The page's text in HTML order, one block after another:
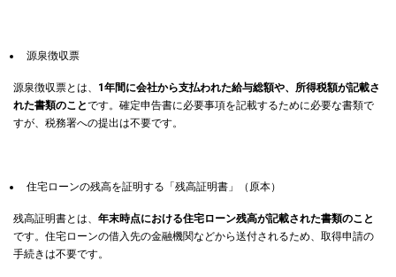
源泉徴収票
源泉徴収票とは、 1年間に会社から支払われた給与総額や、所得税額が記載さ
れた書類のことです。確定申告書に必要事項を記載するために必要な書類で
すが、税務署への提出は不要です。
住宅ローンの残高を証明する「残高証明書」（原本）
残高証明書とは、 年末時点における住宅ローン残高が記載された書類のこと
です。住宅ローンの借入先の金融機関などから送付されるため、取得申請の
手続きは不要です。